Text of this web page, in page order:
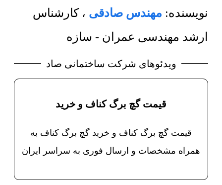
نویسنده: مهندس صادقی ،کارشناس
ارشد مهندسی عمران - سازه
ویدئوهای شرکت ساختمانی صاد
قیمت گچ برگ کناف و خرید
قیمت گچ برگ کناف و خرید گچ برگ کناف به
همراه مشخصات و ارسال فوری به سراسر ایران